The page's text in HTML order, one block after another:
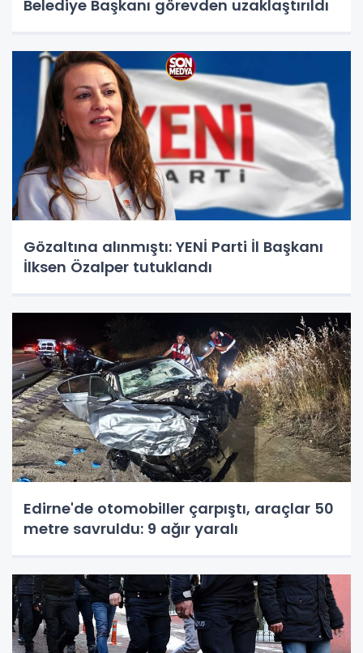
Belediye Başkanı görevden uzaklaştırıldı
Gözaltına alınmıştı: YENİ Parti İl Başkanı
İlksen Özalper tutuklandı
Edirne'de otomobiller çarpıştı, araçlar 50
metre savruldu: 9 ağır yaralı